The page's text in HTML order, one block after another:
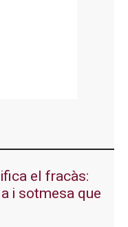
el fracàs:
i sotmesa que